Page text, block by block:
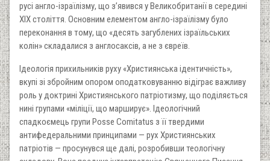
русі англо-ізраїлізму, що з’явився у Великобританії в середині
XIX століття. Основним елементом англо-ізраїлізму було
переконання в тому, що «десять загублених ізраїльських
колін» складалися з англосаксів, а не з євреїв.
Ідеологія прихильників руху «Християнська ідентичність»,
вкупі зі збройним опором оподатковуванню відіграє важливу
роль у доктрині Християнського патріотизму, що поділяється
нині групами «міліції, що марширує». Ідеологічний
спадкоємець групи Posse Comitatus з її твердими
антифедеральними принципами — рух Християнських
патріотів — просунувся ще далі, розробивши теологічну